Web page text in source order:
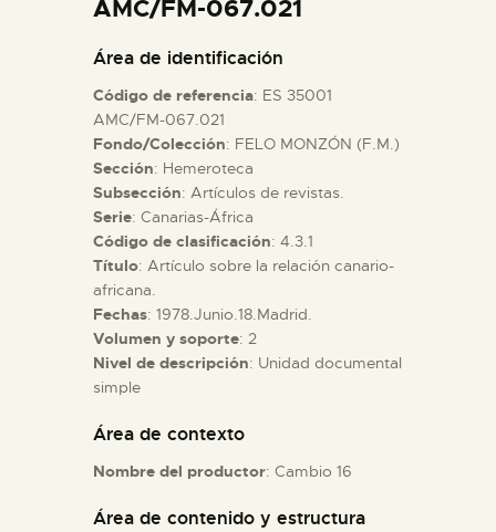
ACTIVIDADES
█
EL MUSEO
COLECCIONES
DIDÁCTICA
ESPAÑOL
AMC/FM-067.021
Área de identificación
Código de referencia: ES 35001
AMC/FM-067.021
Fondo/Colección: FELO MONZÓN (F.M.)
Sección: Hemeroteca
Subsección: Artículos de revistas.
Serie: Canarias-África
Código de clasificación: 4.3.1
Título: Artículo sobre la relación canario-
africana.
Fechas: 1978.Junio.18.Madrid.
Volumen y soporte: 2
Nivel de descripción: Unidad documental
simple
Área de contexto
Nombre del productor: Cambio 16
Área de contenido y estructura